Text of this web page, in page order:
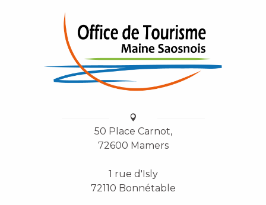
50 Place Carnot,
72600 Mamers
1 rue d'Isly
72110 Bonnétable